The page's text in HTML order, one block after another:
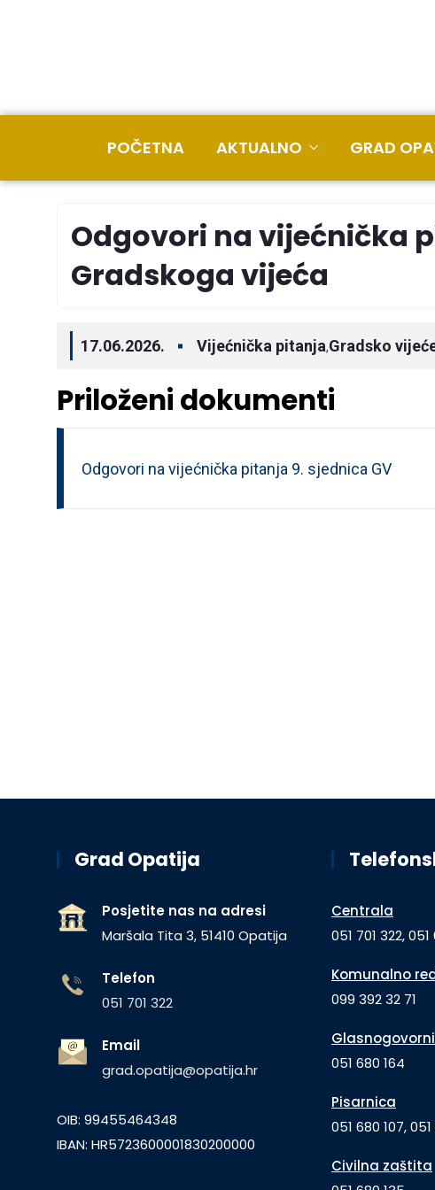
POČETNA AKTUALNO GRAD
Odgovori na vijećnička
Gradskoga vijeća
17.06.2026. Vijećnička pitanja,Gradsko
Priloženi dokumenti
Odgovori na vijećnička pitanja 9. sjednica GV
Grad Opatija
Posjetite nas na adresi
Maršala Tita 3, 51410 Opatija
Telefon
051 701 322
Email
grad.opatija@opatija.hr
OIB: 99455464348
IBAN: HR5723600001830200000
Centrala
051 701 322, 051
Komunalno
099 392 32 71
051 680 164
Pisarnica
051 680 107,
Civilna zaštita